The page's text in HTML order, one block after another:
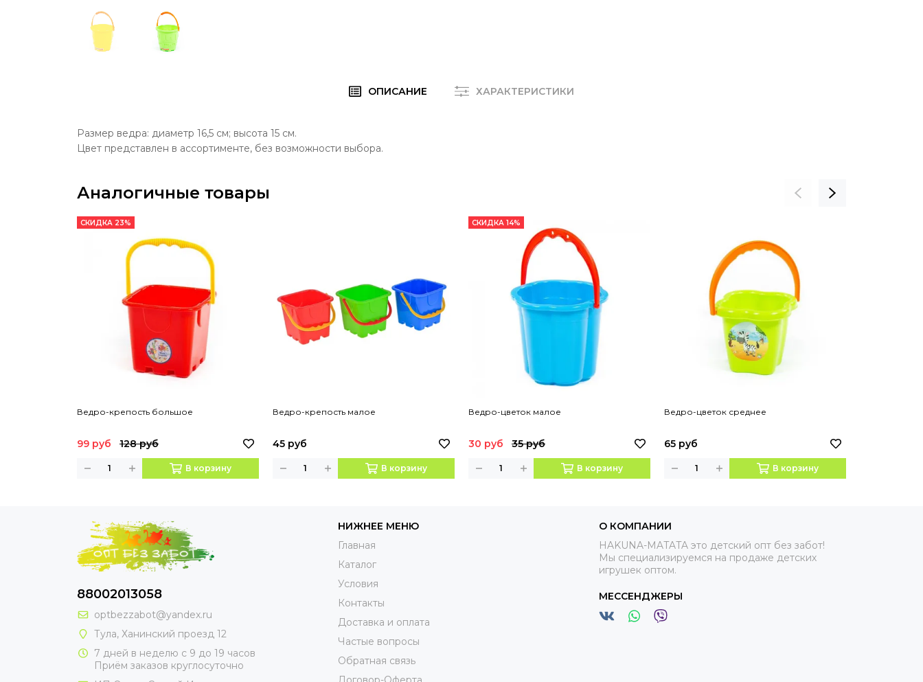
ОПИСАНИЕ ХАРАКТЕРИСТИКИ
Размер ведра: диаметр 16,5 см; высота 15 см.
Цвет представлен в ассортименте, без возможности выбора.
Аналогичные товары
СКИДКА 23%
Ведро-крепость большое
99 руб 128 руб
В корзину
Ведро-крепость малое
45 руб
В корзину
СКИДКА 14%
Ведро-цветок малое
30 руб 35 руб
В корзину
Ведро-цветок среднее
65 руб
В корзину
88002013058
optbezzabot@yandex.ru
Тула, Ханинский проезд 12
7 дней в неделю с 9 до 19 часов
Приём заказов круглосуточно
НИЖНЕЕ МЕНЮ
Главная
Каталог
Условия
Контакты
Доставка и оплата
Частые вопросы
Обратная связь
О КОМПАНИИ
HAKUNA-MATATA это детский опт без забот!
Мы специализируемся на продаже детских
игрушек оптом.
МЕССЕНДЖЕРЫ